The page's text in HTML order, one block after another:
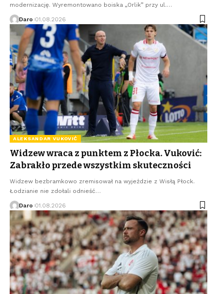
modernizację. Wyremontowano boiska „Orlik” przy ul.…
Daro 01.08.2026
ALEKSANDAR VUKOVIĆ
Widzew wraca z punktem z Płocka. Vuković:
Zabrakło przede wszystkim skuteczności
Widzew bezbramkowo zremisował na wyjeździe z Wisłą Płock.
Łodzianie nie zdołali odnieść…
Daro 01.08.2026